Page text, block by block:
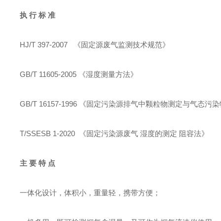
执 行 标 准
HJ/T 397-2007 《固定源废气监测技术规范》
GB/T 11605-2005 《湿度测量方法》
GB/T 16157-1996 《固定污染源排气中颗粒物测定与气态污染
T/SSESB 1-2020 《固定污染源废气 湿度的测定 阻容法》
主 要 特 点
一体化设计，体积小，重量轻，携带方便；